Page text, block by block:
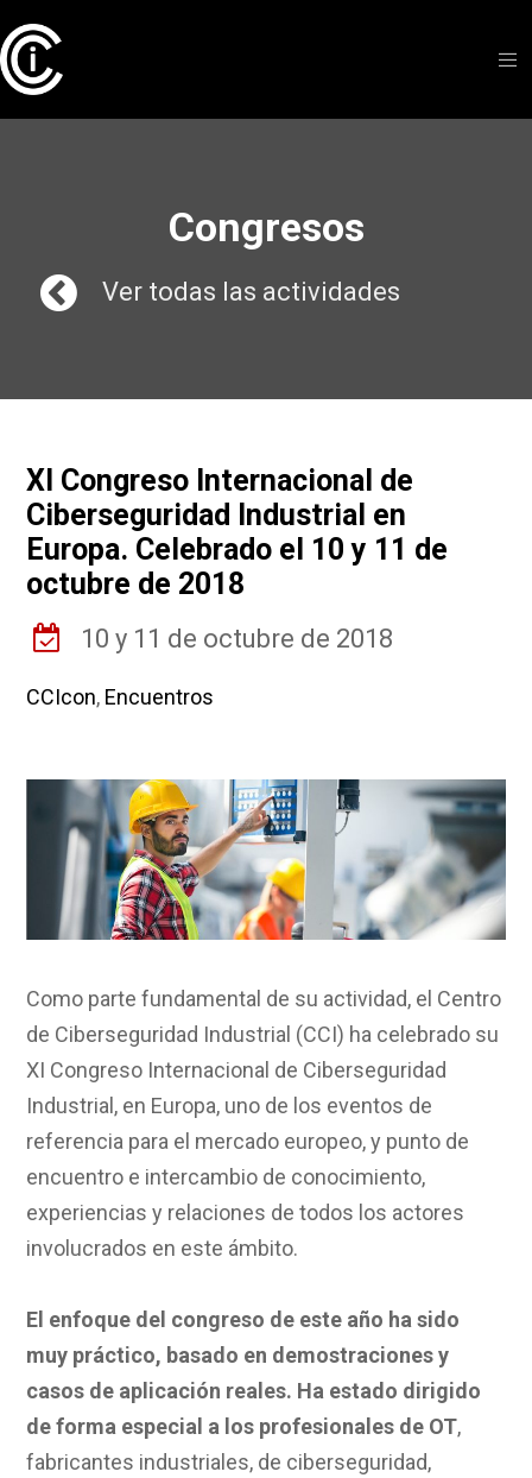
Congresos
Ver todas las actividades
XI Congreso Internacional de
Ciberseguridad Industrial en
Europa. Celebrado el 10 y 11 de
octubre de 2018
10 y 11 de octubre de 2018
CCIcon, Encuentros
Como parte fundamental de su actividad, el Centro
de Ciberseguridad Industrial (CCI) ha celebrado su
XI Congreso Internacional de Ciberseguridad
Industrial, en Europa, uno de los eventos de
referencia para el mercado europeo, y punto de
encuentro e intercambio de conocimiento,
experiencias y relaciones de todos los actores
involucrados en este ámbito.
El enfoque del congreso de este año ha sido
muy práctico, basado en demostraciones y
casos de aplicación reales. Ha estado dirigido
de forma especial a los profesionales de OT,
fabricantes industriales, de ciberseguridad,